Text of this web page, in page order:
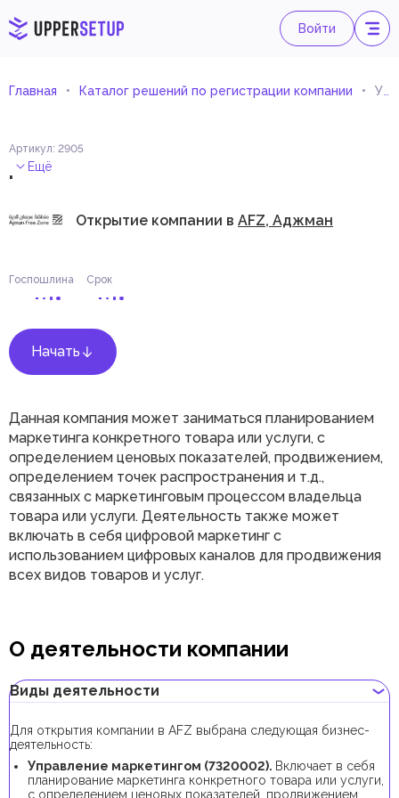
Войти
Главная Каталог решений по регистрации компании Управление маркетингом
Артикул: 2905
. Ещё
Открытие компании в AFZ, Аджман
Госпошлина Срок
Начать
Данная компания может заниматься планированием
маркетинга конкретного товара или услуги, с
определением ценовых показателей, продвижением,
определением точек распространения и т.д.,
связанных с маркетинговым процессом владельца
товара или услуги. Деятельность также может
включать в себя цифровой маркетинг с
использованием цифровых каналов для продвижения
всех видов товаров и услуг.
О деятельности компании
Виды деятельности
Для открытия компании в AFZ выбрана следующая бизнес-
деятельность:
Управление маркетингом (7320002). Включает в себя
планирование маркетинга конкретного товара или услуги,
с определением ценовых показателей, продвижением,